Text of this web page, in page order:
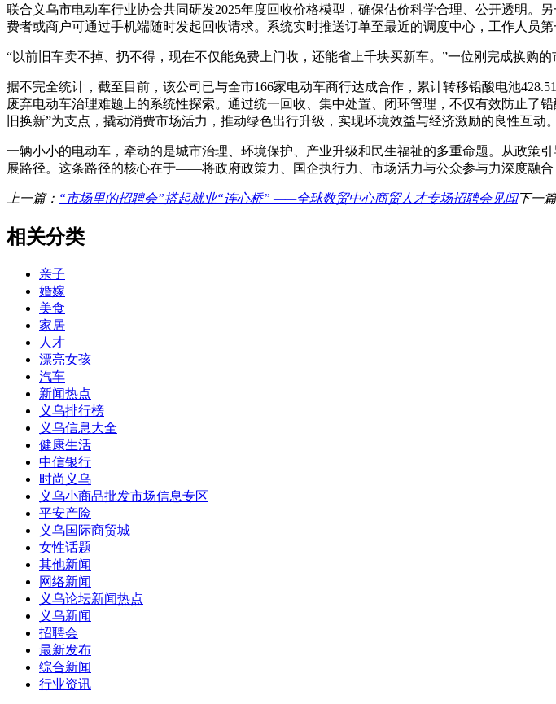
联合义乌市电动车行业协会共同研发2025年度回收价格模型，确保估价科学合理、公开透明。
费者或商户可通过手机端随时发起回收请求。系统实时推送订单至最近的调度中心，工作人员
“以前旧车卖不掉、扔不得，现在不仅能免费上门收，还能省上千块买新车。”一位刚完成换购
据不完全统计，截至目前，该公司已与全市166家电动车商行达成合作，累计转移铅酸电池
废弃电动车治理难题上的系统性探索。通过统一回收、集中处置、闭环管理，不仅有效防止了
旧换新”为支点，撬动消费市场活力，推动绿色出行升级，实现环境效益与经济激励的良性互动。
一辆小小的电动车，牵动的是城市治理、环境保护、产业升级和民生福祉的多重命题。从政策
展路径。这条路径的核心在于——将政府政策力、国企执行力、市场活力与公众参与力深度融合
上一篇： “市场里的招聘会”搭起就业“连心桥” ——全球数贸中心商贸人才专场招聘会见闻下一
相关分类
亲子
婚嫁
美食
家居
人才
漂亮女孩
汽车
新闻热点
义乌排行榜
义乌信息大全
健康生活
中信银行
时尚义乌
义乌小商品批发市场信息专区
平安产险
义乌国际商贸城
女性话题
其他新闻
网络新闻
义乌论坛新闻热点
义乌新闻
招聘会
最新发布
综合新闻
行业资讯